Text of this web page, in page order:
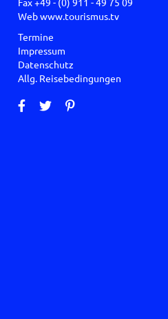
Webwww.tourismus.tv
Termine
Impressum
Datenschutz
Allg. Reisebedingungen